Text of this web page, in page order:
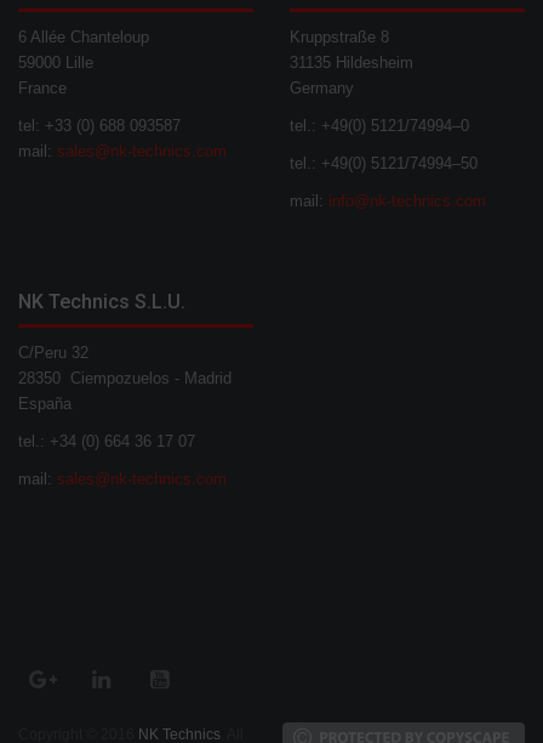
6 Allée Chanteloup
59000 Lille
France
tel: +33 (0) 688 093587
mail: sales@nk-technics.com
Kruppstraße 8
31135 Hildesheim
Germany
tel.: +49(0) 5121/74994–0
tel.: +49(0) 5121/74994–50
mail: info@nk-technics.com
NK Technics S.L.U.
C/Peru 32
28350 Ciempozuelos - Madrid
España
tel.: +34 (0) 664 36 17 07
mail: sales@nk-technics.com
NK Technics